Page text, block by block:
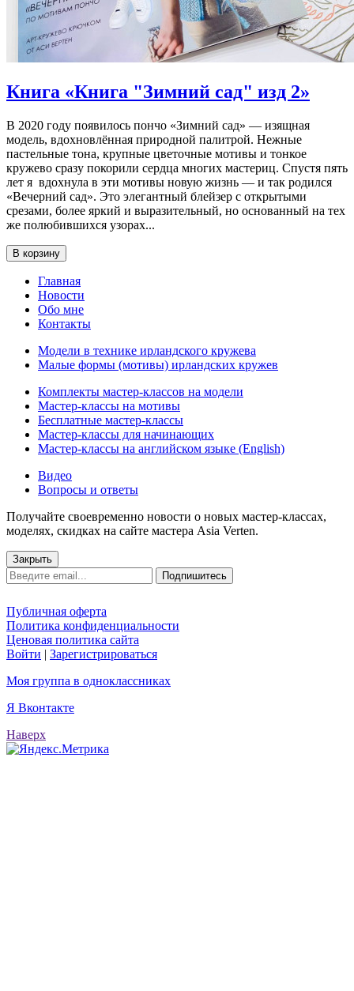
Книга «Книга "Зимний сад" изд 2»
В 2020 году появилось пончо «Зимний сад» — изящная
модель, вдохновлённая природной палитрой. Нежные
пастельные тона, крупные цветочные мотивы и тонкое
кружево сразу покорили сердца многих мастериц. Спустя пять
лет я вдохнула в эти мотивы новую жизнь — и так родился
«Вечерний сад». Это элегантный блейзер с открытыми
срезами, более яркий и выразительный, но основанный на тех
же полюбившихся узорах...
В корзину
Главная
Новости
Обо мне
Контакты
Модели в технике ирландского кружева
Малые формы (мотивы) ирландских кружев
Комплекты мастер-классов на модели
Мастер-классы на мотивы
Бесплатные мастер-классы
Мастер-классы для начинающих
Мастер-классы на английском языке (English)
Видео
Вопросы и ответы
Получайте своевременно новости о новых мастер-классах,
моделях, скидках на сайте мастера Asia Verten.
Закрыть
Подпишитесь
Публичная оферта
Политика конфиденциальности
Ценовая политика сайта
Войти | Зарегистрироваться
Моя группа в одноклассниках
Я Вконтакте
Наверх